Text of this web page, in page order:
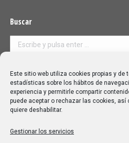
Este sitio web utiliza cookies propias y de
estadísticas sobre los hábitos de
experiencia y permitirle compartir
puede aceptar o rechazar las cookies,
quiere deshabilitar.
Gestionar los servicios
Buscar
Buscar:
Aviso Legal|Política de